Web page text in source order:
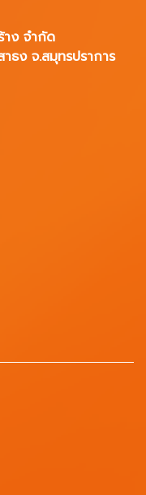
าง จำกัด
ธง จ.สมุทรปราการ